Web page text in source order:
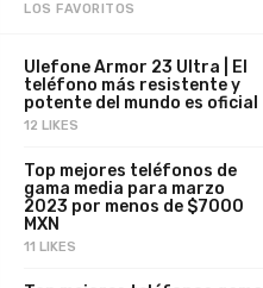
LOS FAVORITOS
Ulefone Armor 23 Ultra | El
teléfono más resistente y
potente del mundo es oficial
12 LIKES
Top mejores teléfonos de
gama media para marzo
2023 por menos de $7000
MXN
11 LIKES